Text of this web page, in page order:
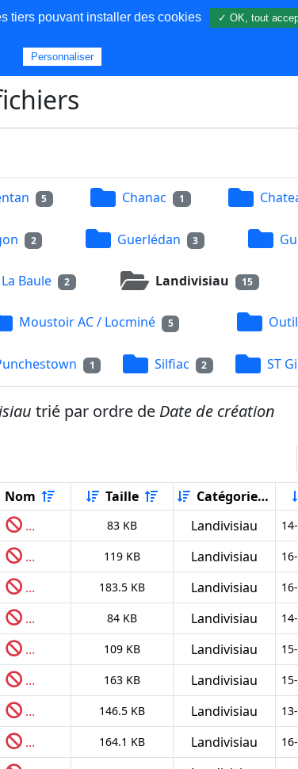
5 Chanac 1
2 Guerlédan 3
La Baule 2 Landivisiau 15
Moustoir AC / Locminé 5
1 Silfiac 2 ST
trié par ordre de Date de création
Taille Catégorie
... 83 KB Landivisiau
... 119 KB Landivisiau
... 183.5 KB Landivisiau
... 84 KB Landivisiau
... 109 KB Landivisiau
... 163 KB Landivisiau
... 146.5 KB Landivisiau
... 164.1 KB Landivisiau
tiers pouvant installer des cookies ✓ OK, tout
Personnaliser